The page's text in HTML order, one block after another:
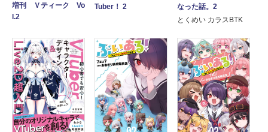
増刊 Ｖティーク Vo
l.2
Tuber！ 2
なった話。2
とくめい カラスBTK